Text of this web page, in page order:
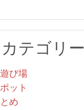
カテゴリー
び場
ット
め